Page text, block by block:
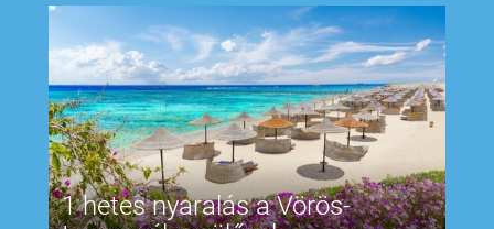
1 hetes nyaralás a Vörös-